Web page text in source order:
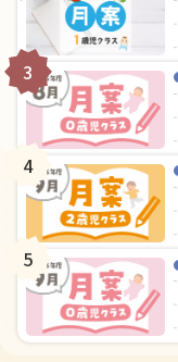
3
4
5